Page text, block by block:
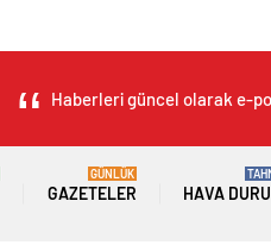
Haberleri güncel olarak e-
GAZETELER
GÜNLÜK
HAVA